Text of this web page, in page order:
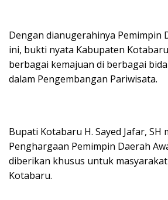
Dengan dianugerahinya Pemimpin
ini, bukti nyata Kabupaten
berbagai kemajuan di berbagai
dalam Pengembangan Pariwisata.
Bupati Kotabaru H. Sayed Jafar, SH
Penghargaan Pemimpin Daerah
diberikan khusus untuk
Kotabaru.